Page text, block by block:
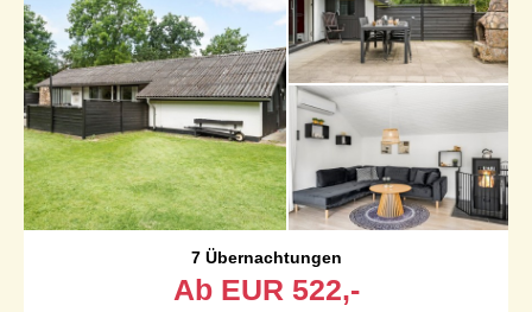
7 Übernachtungen
Ab EUR 522,-